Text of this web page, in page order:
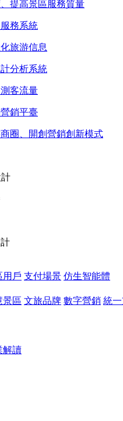
提高景區服務質量
務系統
旅游信息
分析系統
客流量
銷平臺
圈、開創營銷創新模式
用戶 支付場景 仿生智能體
景區 文旅品牌 數字營銷 統
解讀